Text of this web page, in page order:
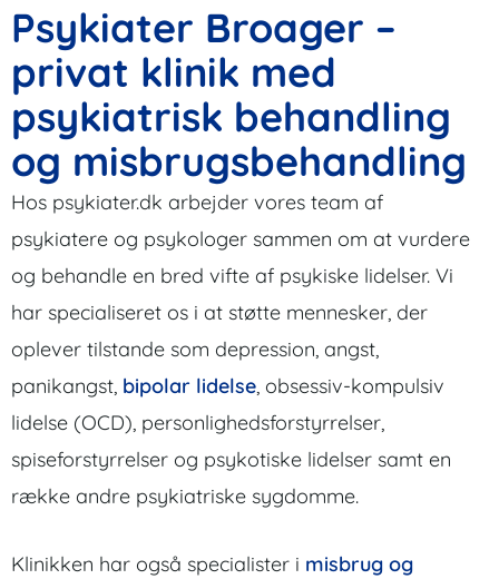
Psykiater Broager –
privat klinik med
psykiatrisk behandling
og misbrugsbehandling
Hos psykiater.dk arbejder vores team af
psykiatere og psykologer sammen om at vurdere
og behandle en bred vifte af psykiske lidelser. Vi
har specialiseret os i at støtte mennesker, der
oplever tilstande som depression, angst,
panikangst, bipolar lidelse , obsessiv-kompulsiv
lidelse (OCD), personlighedsforstyrrelser,
spiseforstyrrelser og psykotiske lidelser samt en
række andre psykiatriske sygdomme.
Klinikken har også specialister i misbrug og